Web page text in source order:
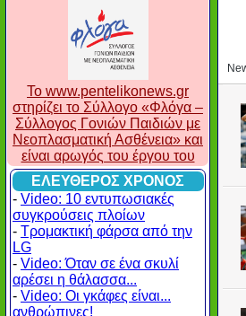
To www.pentelikonews.gr
στηρίζει το Σύλλογο «Φλόγα –
Σύλλογος Γονιών Παιδιών με
Νεοπλασματική Ασθένεια» και
είναι αρωγός του έργου του
ΕΛΕΥΘΕΡΟΣ ΧΡΟΝΟΣ
- Video: 10 εντυπωσιακές
συγκρούσεις πλοίων
- Τρομακτική φάρσα από την
LG
- Video: Όταν σε ένα σκυλί
αρέσει η θάλασσα...
- Video: Οι γκάφες είναι...
ανθρώπινες!